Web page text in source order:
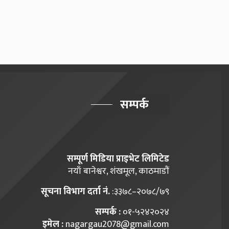
सम्पर्क
सम्पूर्ण मिडिया प्राइभेट लिमिटेड
नयाँ बानेश्वर, शंखमूल, काठमाडौं
सूचना विभाग दर्ता नं.:३३७८–२०७८/७९
सम्पर्क :०१-५२४२०२४
इमेल :nagargau2078@gmail.com